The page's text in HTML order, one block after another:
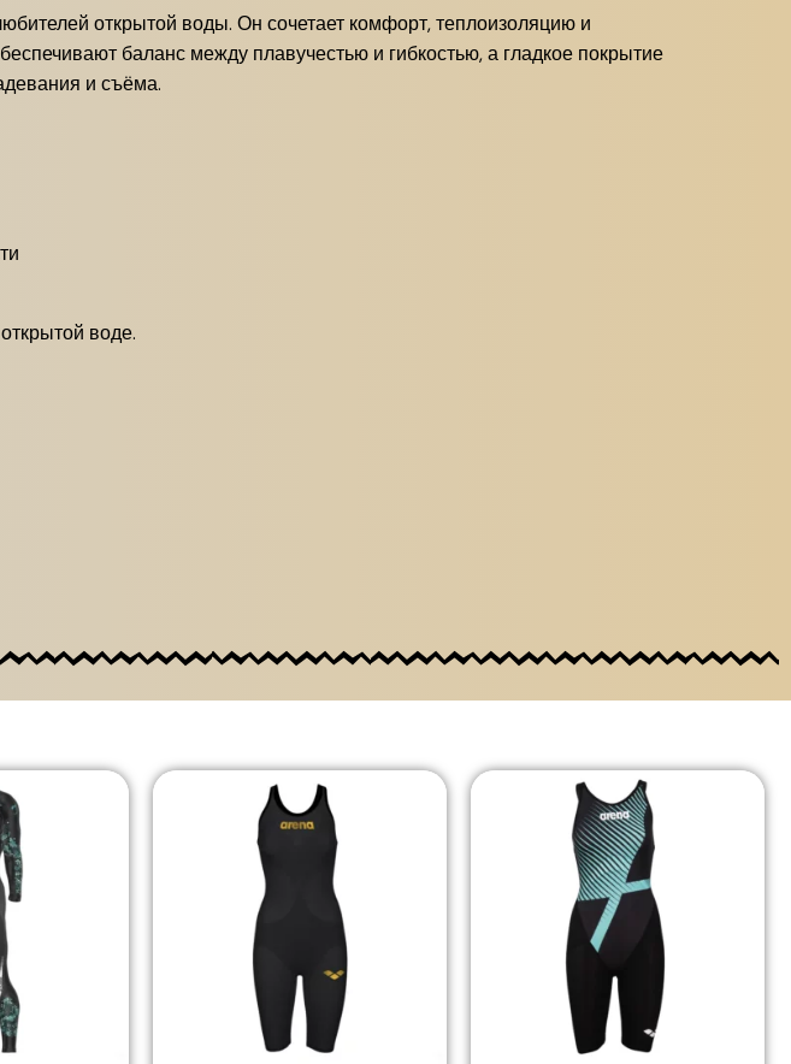
открытой воды. Он сочетает комфорт, теплоизоляцию и
баланс между плавучестью и гибкостью, а гладкое покрытие
и съёма.
воде.